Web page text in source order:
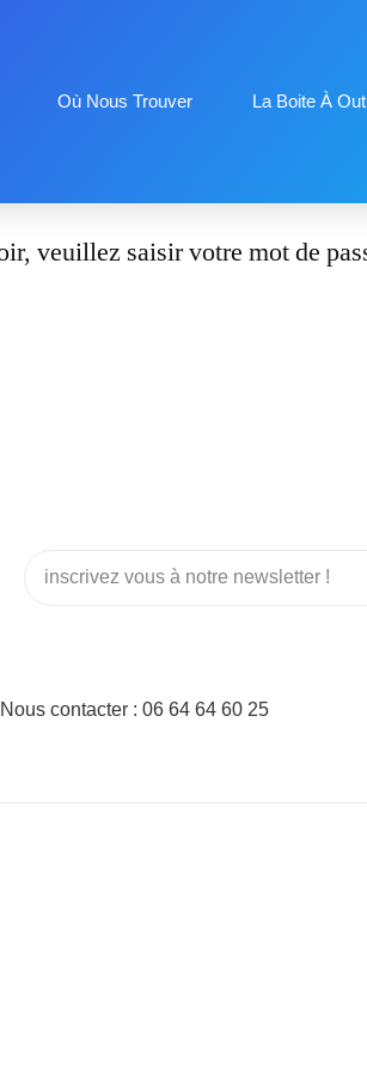
Où Nous Trouver La Boite À
veuillez saisir votre mot de
Nous contacter : 06 64 64 60 25